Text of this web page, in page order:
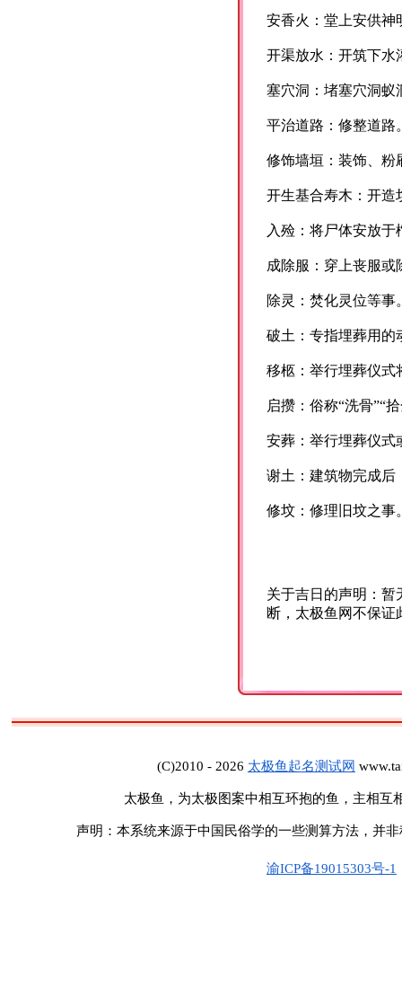
安香火：堂上安供神
开渠放水：开筑下水
塞穴洞：堵塞穴洞蚁
平治道路：修整道路
修饰墙垣：装饰、粉
开生基合寿木：开造
入殓：将尸体安放于
成除服：穿上丧服或
除灵：焚化灵位等事
破土：专指埋葬用的
移柩：举行埋葬仪式
启攒：俗称“洗骨”“
安葬：举行埋葬仪式
谢土：建筑物完成后
修坟：修理旧坟之事
关于吉日的声明：暂
断，太极鱼网不保
(C)2010 - 2026 太极鱼起名测试网
太极鱼，为太极图案中相互环抱的鱼，主相
声明：本系统来源于中国民俗学的一些测算方法，并
渝ICP备19015303号-1